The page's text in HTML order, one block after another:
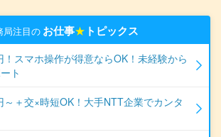
局注目の お仕事★ トピックス
！スマホ操作が得意ならOK！未経験から
ト
～＋交×時短OK！大手NTT企業でカンタ